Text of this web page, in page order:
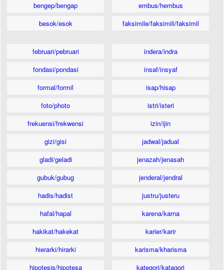
bengep/bengap
besok/esok
embus/hembus
faksimile/faksimili/faksimil
februari/pebruari
fondasi/pondasi
formal/formil
foto/photo
frekuensi/frekwensi
gizi/gisi
gladi/geladi
gubuk/gubug
hadis/hadist
hafal/hapal
hakikat/hakekat
hierarki/hirarki
hipotesis/hipotesa
indera/indra
insaf/insyaf
isap/hisap
istri/isteri
izin/ijin
jadwal/jadual
jenazah/jenasah
jenderal/jendral
justru/justeru
karena/karna
karier/karir
karisma/kharisma
kategori/katagori